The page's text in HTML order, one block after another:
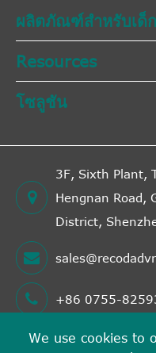
ผลิตภัณฑ์สำหรับเด็ก
Resources
โซลูชัน
3F, Sixth Plant,
Hengnan Road,
District,
+86 0755-
We use cookies to